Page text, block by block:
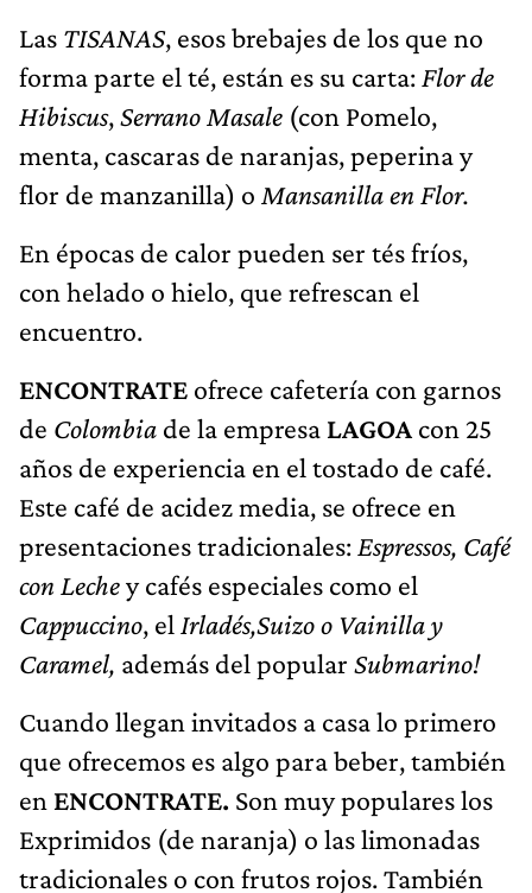
Las TISANAS, esos brebajes de los que no
forma parte el té, están es su carta: Flor de
Hibiscus,Serrano Masale (con Pomelo,
menta, cascaras de naranjas, peperina y
flor de manzanilla) o Mansanilla en Flor.
En épocas de calor pueden ser tés fríos,
con helado o hielo, que refrescan el
encuentro.
ENCONTRATE ofrece cafetería con garnos
de Colombia de la empresa LAGOA con 25
años de experiencia en el tostado de café.
Este café de acidez media, se ofrece en
presentaciones tradicionales: Espressos, Café
con Lechey cafés especiales como el
Cappuccino, el Irladés,Suizo o Vainilla y
Caramel, además del popular Submarino!
Cuando llegan invitados a casa lo primero
que ofrecemos es algo para beber, también
en ENCONTRATE. Son muy populares los
Exprimidos (de naranja) o las limonadas
tradicionales o con frutos rojos. También